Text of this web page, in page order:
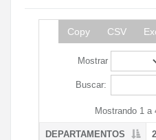
Copy CSV
Mostrar
Buscar:
Mostrando 1 a
DEPARTAMENTOS